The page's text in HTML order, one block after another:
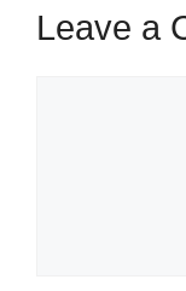
Leave a